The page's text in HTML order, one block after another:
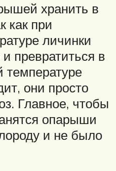
хранить в
как при
личинки
и превратиться в
температуре
они просто
Главное, чтобы
опарыши
и не было